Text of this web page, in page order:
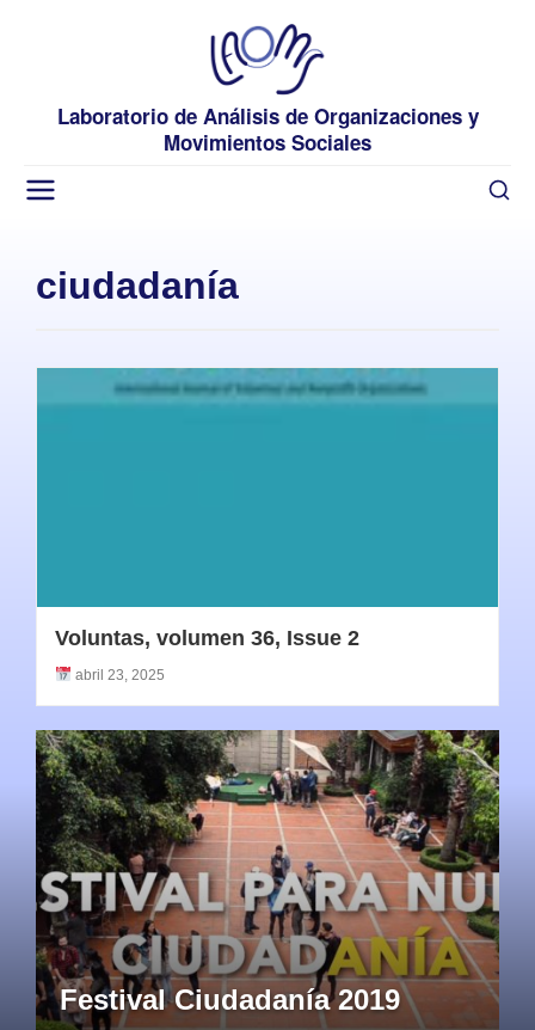
Laboratorio de Análisis de Organizaciones y
Movimientos Sociales
ciudadanía
Voluntas, volumen 36, Issue 2
abril 23, 2025
Festival Ciudadanía 2019